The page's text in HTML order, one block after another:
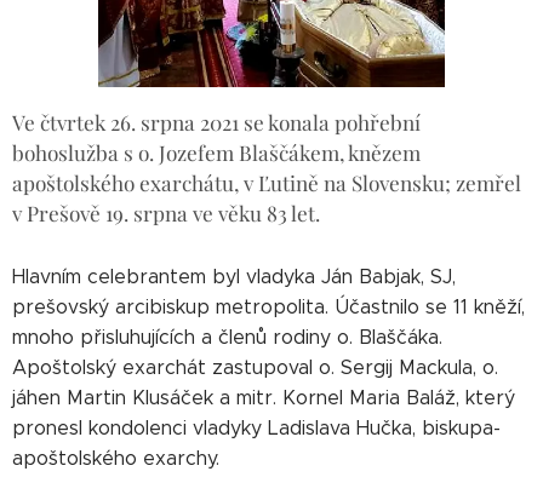
Ve čtvrtek 26. srpna 2021 se konala pohřební
bohoslužba s o. Jozefem Blaščákem, knězem
apoštolského exarchátu, v Ľutině na Slovensku; zemřel
v Prešově 19. srpna ve věku 83 let.
Hlavním celebrantem byl vladyka Ján Babjak, SJ,
prešovský arcibiskup metropolita. Účastnilo se 11 kněží,
mnoho přisluhujících a členů rodiny o. Blaščáka.
Apoštolský exarchát zastupoval o. Sergij Mackula, o.
jáhen Martin Klusáček a mitr. Kornel Maria Baláž, který
pronesl kondolenci vladyky Ladislava Hučka, biskupa-
apoštolského exarchy.